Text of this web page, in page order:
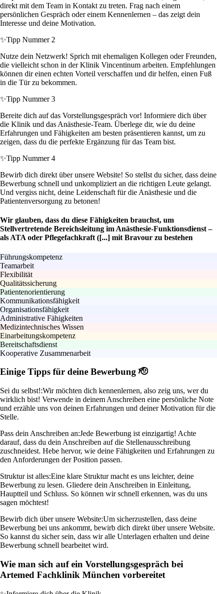
direkt mit dem Team in Kontakt zu treten. Frag nach einem
persönlichen Gespräch oder einem Kennenlernen – das zeigt dein
Interesse und deine Motivation.
✨Tipp Nummer 2
Nutze dein Netzwerk! Sprich mit ehemaligen Kollegen oder Freunden,
die vielleicht schon in der Klinik Vincentinum arbeiten. Empfehlungen
können dir einen echten Vorteil verschaffen und dir helfen, einen Fuß
in die Tür zu bekommen.
✨Tipp Nummer 3
Bereite dich auf das Vorstellungsgespräch vor! Informiere dich über
die Klinik und das Anästhesie-Team. Überlege dir, wie du deine
Erfahrungen und Fähigkeiten am besten präsentieren kannst, um zu
zeigen, dass du die perfekte Ergänzung für das Team bist.
✨Tipp Nummer 4
Bewirb dich direkt über unsere Website! So stellst du sicher, dass deine
Bewerbung schnell und unkompliziert an die richtigen Leute gelangt.
Und vergiss nicht, deine Leidenschaft für die Anästhesie und die
Patientenversorgung zu betonen!
Wir glauben, dass du diese Fähigkeiten brauchst, um
Stellvertretende Bereichsleitung im Anästhesie-Funktionsdienst –
als ATA oder Pflegefachkraft ([...] mit Bravour zu bestehen
Führungskompetenz
Teamarbeit
Flexibilität
Qualitätssicherung
Patientenorientierung
Kommunikationsfähigkeit
Organisationsfähigkeit
Administrative Fähigkeiten
Medizintechnisches Wissen
Einarbeitungskompetenz
Bereitschaftsdienst
Kooperative Zusammenarbeit
Einige Tipps für deine Bewerbung 🫡
Sei du selbst!:Wir möchten dich kennenlernen, also zeig uns, wer du
wirklich bist! Verwende in deinem Anschreiben eine persönliche Note
und erzähle uns von deinen Erfahrungen und deiner Motivation für die
Stelle.
Pass dein Anschreiben an:Jede Bewerbung ist einzigartig! Achte
darauf, dass du dein Anschreiben auf die Stellenausschreibung
zuschneidest. Hebe hervor, wie deine Fähigkeiten und Erfahrungen zu
den Anforderungen der Position passen.
Struktur ist alles:Eine klare Struktur macht es uns leichter, deine
Bewerbung zu lesen. Gliedere dein Anschreiben in Einleitung,
Hauptteil und Schluss. So können wir schnell erkennen, was du uns
sagen möchtest!
Bewirb dich über unsere Website:Um sicherzustellen, dass deine
Bewerbung bei uns ankommt, bewirb dich direkt über unsere Website.
So kannst du sicher sein, dass wir alle Unterlagen erhalten und deine
Bewerbung schnell bearbeitet wird.
Wie man sich auf ein Vorstellungsgespräch bei
Artemed Fachklinik München vorbereitet